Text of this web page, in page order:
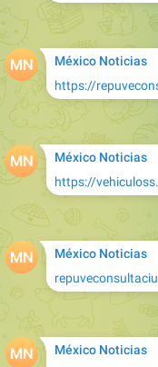
México Noticias
https://
México Noticias
https://
México Noticias
México Noticias